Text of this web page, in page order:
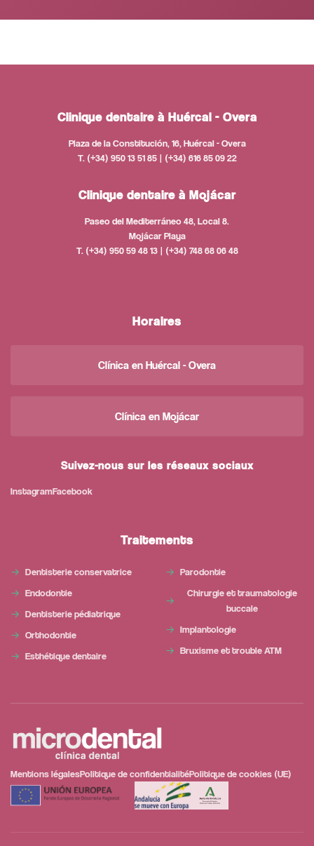
Clinique dentaire à Huércal - Overa
Plaza de la Constitución, 16, Huércal - Overa
T. (+34) 950 13 51 85 | (+34) 616 85 09 22
Clinique dentaire à Mojácar
Paseo del Mediterráneo 48, Local 8.
Mojácar Playa
T. (+34) 950 59 48 13 | (+34) 748 68 06 48
Horaires
Clínica en Huércal - Overa
Clínica en Mojácar
Suivez-nous sur les réseaux sociaux
InstagramFacebook
Traitements
Dentisterie conservatrice
Endodontie
Dentisterie pédiatrique
Orthodontie
Esthétique dentaire
Parodontie
Chirurgie et traumatologie
buccale
Implantologie
Bruxisme et trouble ATM
Mentions légalesPolitique de confidentialitéPolitique de cookies (UE)